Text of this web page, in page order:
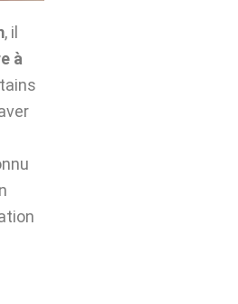
, il
à